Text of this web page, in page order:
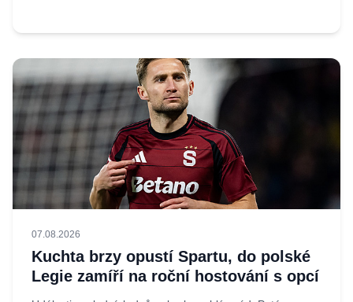
07.08.2026
Kuchta brzy opustí Spartu, do polské
Legie zamíří na roční hostování s opcí